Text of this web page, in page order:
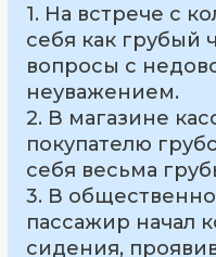
1. На встрече с
себя как грубый
вопросы с
неуважением.
2. В магазине
покупателю
себя весьма
3. В
пассажир начал
сидения,